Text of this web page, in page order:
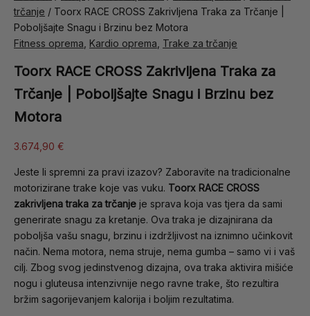
trčanje / Toorx RACE CROSS Zakrivljena Traka za Trčanje |
Poboljšajte Snagu i Brzinu bez Motora
Fitness oprema Kardio oprema Trake za trčanje
Toorx RACE CROSS Zakrivljena Traka za
Trčanje | Poboljšajte Snagu i Brzinu bez
Motora
3.674,90 €
Jeste li spremni za pravi izazov? Zaboravite na tradicionalne
motorizirane trake koje vas vuku. Toorx RACE CROSS
zakrivljena traka za trčanje je sprava koja vas tjera da sami
generirate snagu za kretanje. Ova traka je dizajnirana da
poboljša vašu snagu, brzinu i izdržljivost na iznimno učinkovit
način. Nema motora, nema struje, nema gumba – samo vi i vaš
cilj. Zbog svog jedinstvenog dizajna, ova traka aktivira mišiće
nogu i gluteusa intenzivnije nego ravne trake, što rezultira
bržim sagorijevanjem kalorija i boljim rezultatima.